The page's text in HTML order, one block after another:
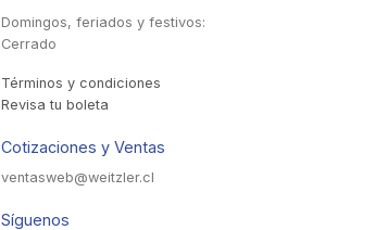
Domingos, feriados y festivos:
Cerrado
Términos y condiciones
Revisa tu boleta
Cotizaciones y Ventas
ventasweb@weitzler.cl
Síguenos